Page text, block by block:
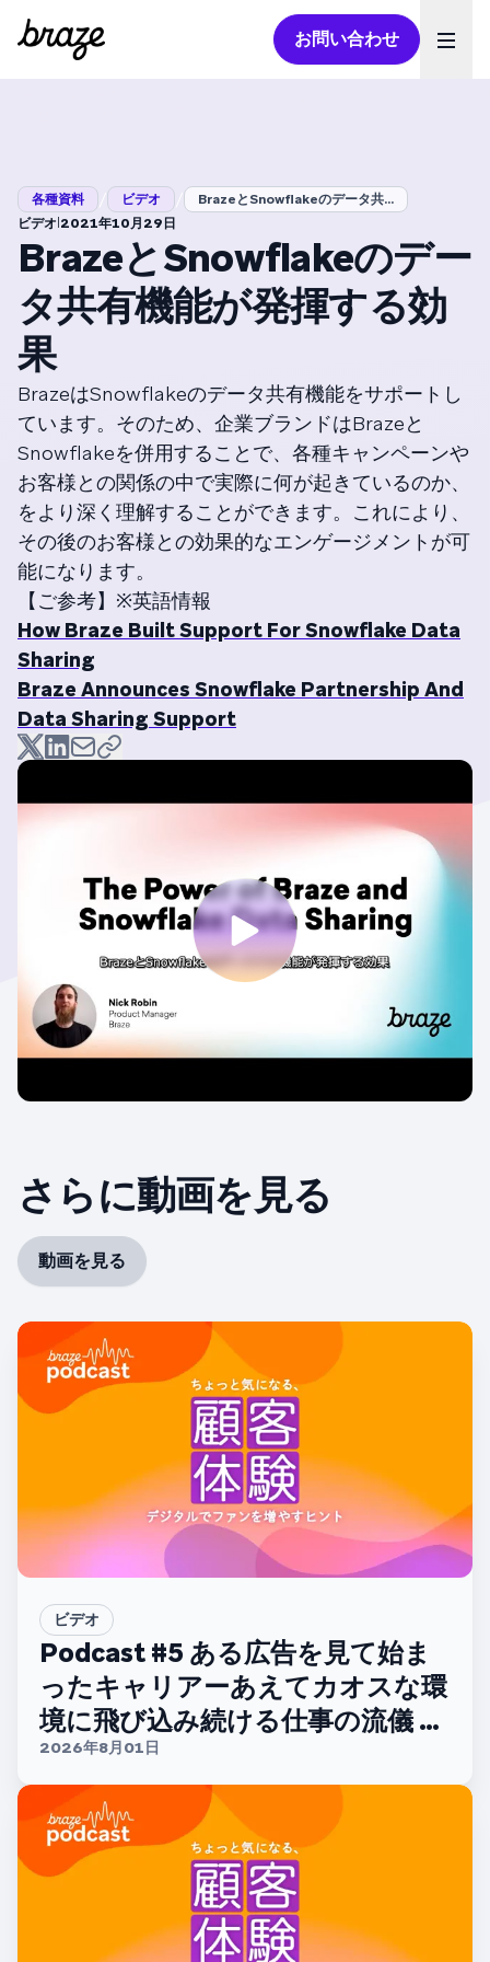
お問い合わせ
各種資料 ビデオ
BrazeとSnowflakeのデータ共...
ビデオ|2021年10月29日
BrazeとSnowflakeのデー
タ共有機能が発揮する効
果
BrazeはSnowflakeのデータ共有機能をサポートし
ています。そのため、企業ブランドはBrazeと
Snowflakeを併用することで、各種キャンペーンや
お客様との関係の中で実際に何が起きているのか、
をより深く理解することができます。これにより、
その後のお客様との効果的なエンゲージメントが可
能になります。
【ご参考】※英語情報
How Braze Built Support For Snowflake Data
Sharing
Braze Announces Snowflake Partnership And
Data Sharing Support
さらに動画を見る
動画を見る
ビデオ
Podcast #5 ある広告を見て始ま
ったキャリアーあえてカオスな環
境に飛び込み続ける仕事の流儀 ー
【ディー・エヌ・エー 大西正太さ
ん】
2026年8月01日